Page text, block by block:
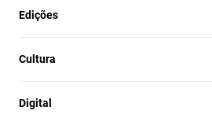
Edições
Cultura
Digital